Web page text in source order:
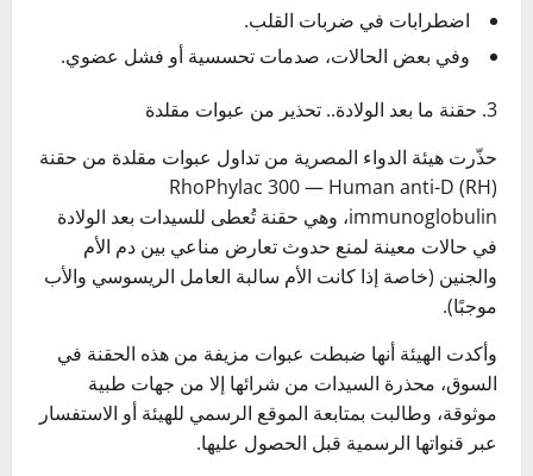
اضطرابات في ضربات القلب.
وفي بعض الحالات، صدمات تحسسية أو فشل عضوي.
3. حقنة ما بعد الولادة.. تحذير من عبوات مقلدة
حذّرت هيئة الدواء المصرية من تداول عبوات مقلدة من حقنة
RhoPhylac 300 — Human anti-D (RH)
immunoglobulin، وهي حقنة تُعطى للسيدات بعد الولادة
في حالات معينة لمنع حدوث تعارض مناعي بين دم الأم
والجنين (خاصة إذا كانت الأم سالبة العامل الريسوسي والأب
موجبًا).
وأكدت الهيئة أنها ضبطت عبوات مزيفة من هذه الحقنة في
السوق، محذرة السيدات من شرائها إلا من جهات طبية
موثوقة، وطالبت بمتابعة الموقع الرسمي للهيئة أو الاستفسار
عبر قنواتها الرسمية قبل الحصول عليها.